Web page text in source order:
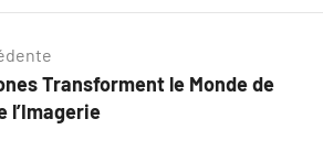
Transforment le Monde de
l’Imagerie